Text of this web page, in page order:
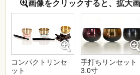
画像をクリックすると、拡大
コンパクトリンセ
ット
手打ちリンセット
3.0寸